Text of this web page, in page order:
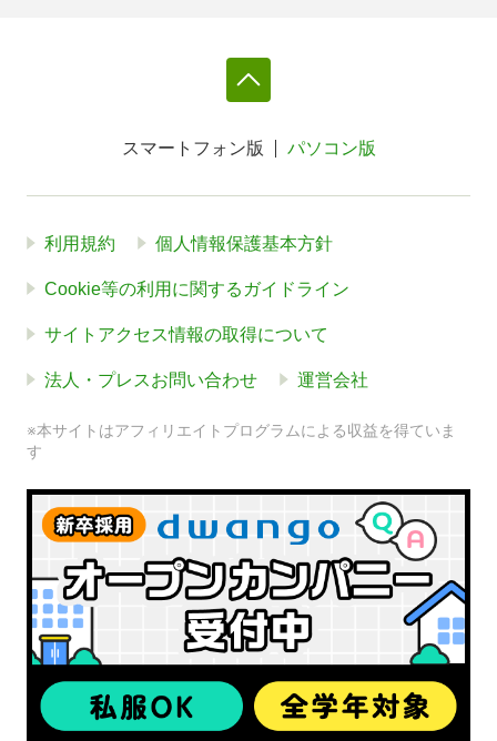
スマートフォン版 パソコン版
利用規約 個人情報保護基本方針
Cookie等の利用に関するガイドライン
サイトアクセス情報の取得について
法人・プレスお問い合わせ 運営会社
※本サイトはアフィリエイトプログラムによる収益を得ていま
す